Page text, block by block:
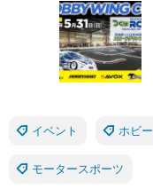
イベント ホビー
モータースポーツ